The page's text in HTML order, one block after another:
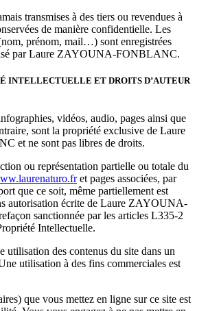
transmises à des tiers ou revendues à
de manière confidentielle. Les
prénom, mail…) sont enregistrées
par Laure ZAYOUNA-FONBLANC.
INTELLECTUELLE ET DROITS D’AUTEUR
vidéos, audio, pages ainsi que
sont la propriété exclusive de Laure
et ne sont pas libres de droits.
ou représentation partielle ou totale du
et pages associées, par
que ce soit, même partiellement est
autorisation écrite de Laure ZAYOUNA-
sanctionnée par les articles L335-2
Intellectuelle.
utilisation des contenus du site dans un
utilisation à des fins commerciales est
que vous mettez en ligne sur ce site est